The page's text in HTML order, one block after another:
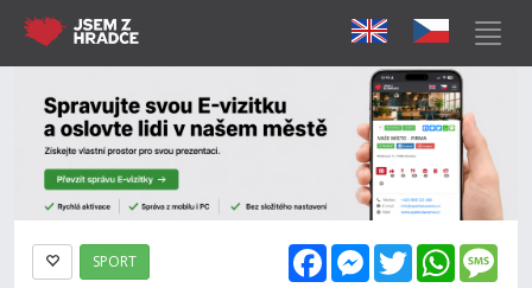
FacebookMessenger
Twitter
SPORT